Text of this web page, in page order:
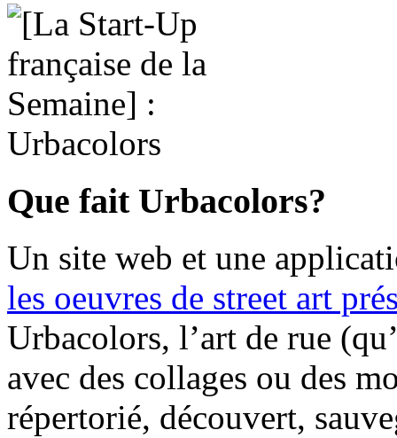
Que fait Urbacolors?
Un site web et une
les oeuvres de street art
Urbacolors, l’art de rue
avec des collages ou des
répertorié, découvert,